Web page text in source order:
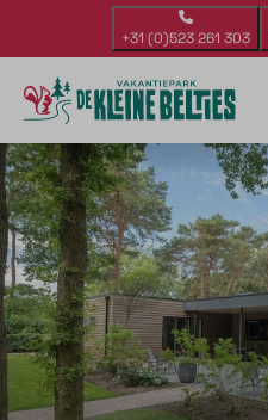
+31 (0)523 261 303